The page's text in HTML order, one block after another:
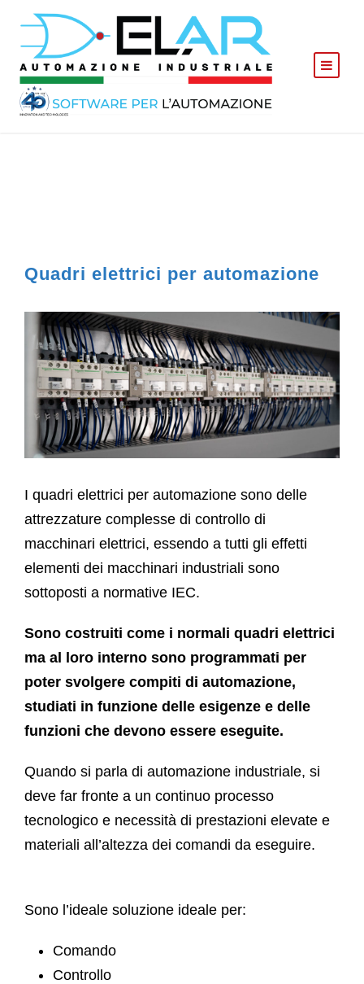
Quadri elettrici per automazione
I quadri elettrici per automazione sono delle
attrezzature complesse di controllo di
macchinari elettrici, essendo a tutti gli effetti
elementi dei macchinari industriali sono
sottoposti a normative IEC.
Sono costruiti come i normali quadri elettrici
ma al loro interno sono programmati per
poter svolgere compiti di automazione,
studiati in funzione delle esigenze e delle
funzioni che devono essere eseguite.
Quando si parla di automazione industriale, si
deve far fronte a un continuo processo
tecnologico e necessità di prestazioni elevate e
materiali all’altezza dei comandi da eseguire.
Sono l’ideale soluzione ideale per:
Comando
Controllo